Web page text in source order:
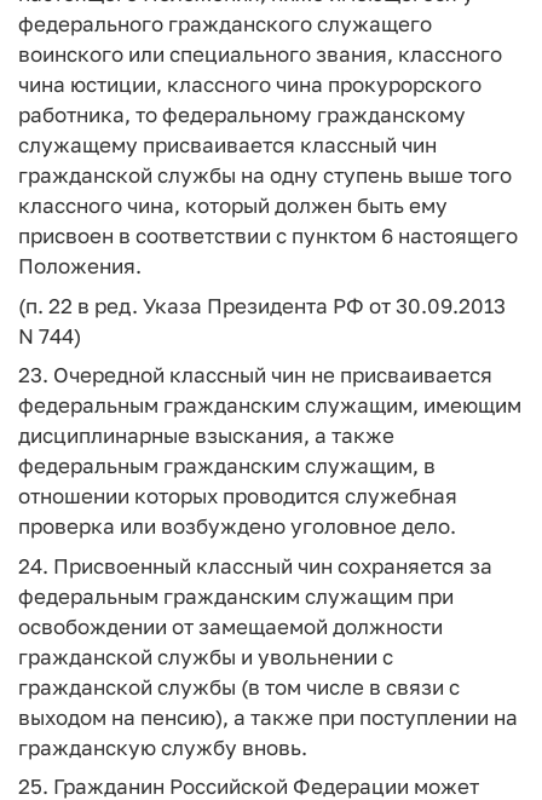
федерального гражданского служащего
воинского или специального звания, классного
чина юстиции, классного чина прокурорского
работника, то федеральному гражданскому
служащему присваивается классный чин
гражданской службы на одну ступень выше того
классного чина, который должен быть ему
присвоен в соответствии с пунктом 6 настоящего
Положения.
(п. 22 в ред. Указа Президента РФ от 30.09.2013
N 744)
23. Очередной классный чин не присваивается
федеральным гражданским служащим, имеющим
дисциплинарные взыскания, а также
федеральным гражданским служащим, в
отношении которых проводится служебная
проверка или возбуждено уголовное дело.
24. Присвоенный классный чин сохраняется за
федеральным гражданским служащим при
освобождении от замещаемой должности
гражданской службы и увольнении с
гражданской службы (в том числе в связи с
выходом на пенсию), а также при поступлении на
гражданскую службу вновь.
25. Гражданин Российской Федерации может